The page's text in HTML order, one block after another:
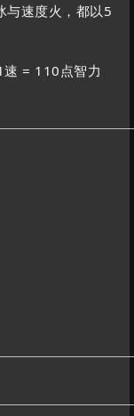
与速度火，都以5
= 110点智力